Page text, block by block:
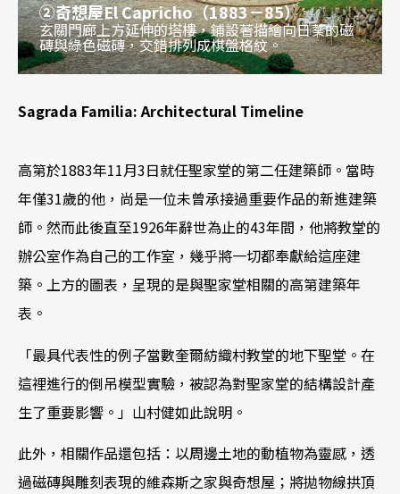
②奇想屋El Capricho（1883－85）
玄關門廊上方延伸的塔樓，鋪設著描繪向日葵的磁
磚與綠色磁磚，交錯排列成棋盤格紋。
Sagrada Familia: Architectural Timeline
高第於1883年11月3日就任聖家堂的第二任建築師。當時
年僅31歲的他，尚是一位未曾承接過重要作品的新進建築
師。然而此後直至1926年辭世為止的43年間，他將教堂的
辦公室作為自己的工作室，幾乎將一切都奉獻給這座建
築。上方的圖表，呈現的是與聖家堂相關的高第建築年
表。
「最具代表性的例子當數奎爾紡織村教堂的地下聖堂。在
這裡進行的倒吊模型實驗，被認為對聖家堂的結構設計產
生了重要影響。」山村健如此說明。
此外，相關作品還包括：以周邊土地的動植物為靈感，透
過磁磚與雕刻表現的維森斯之家與奇想屋；將拋物線拱頂